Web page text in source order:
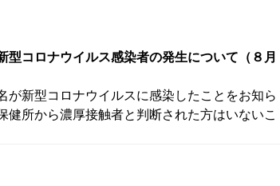
コロナウイルス感染者の発生について（８月
が新型コロナウイルスに感染したことをお知ら
所から濃厚接触者と判断された方はいないこ